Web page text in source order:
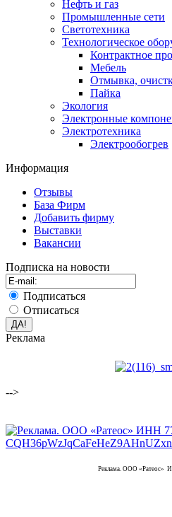
Нефть и газ
Промышленные сети
Светотехника
Технологическое
Контрактное
Мебель
Отмывка,
Пайка
Экология
Электронные
Электротехника
Электрообогрев
Информация
Отзывы
База Фирм
Добавить фирму
Выставки
Вакансии
Подписка на новости
Подписаться
Отписаться
Реклама
-->
Реклама. ООО «Ратеос»